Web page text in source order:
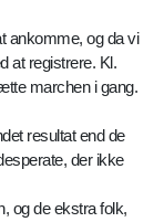
ankomme, og da vi
at registrere. Kl.
marchen i gang.
resultat end de
der ikke
og de ekstra folk,